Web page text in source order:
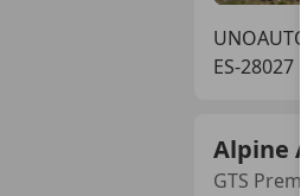
ES-
Alpine
GTS